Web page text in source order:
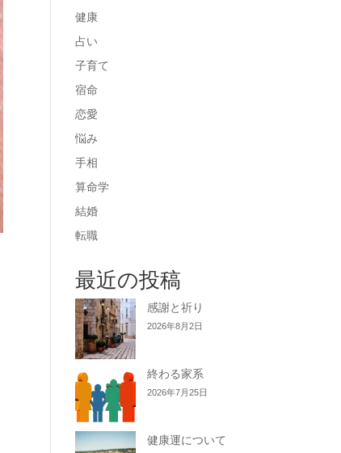
健康
占い
子育て
宿命
恋愛
悩み
手相
算命学
結婚
転職
最近の投稿
感謝と祈り
2026年8月2日
終わる家系
2026年7月25日
健康運について